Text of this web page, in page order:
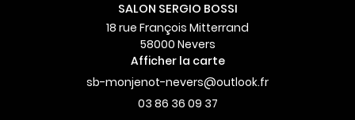
SALON SERGIO BOSSI
18 rue François Mitterrand
58000 Nevers
Afficher la carte
03 86 36 09 37